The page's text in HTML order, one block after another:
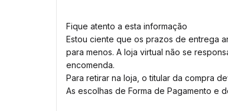
Fique atento a esta informação
Estou ciente que os prazos de entrega
para menos. A loja virtual não se
encomenda.
Para retirar na loja, o titular da compra
As escolhas de Forma de Pagamento e